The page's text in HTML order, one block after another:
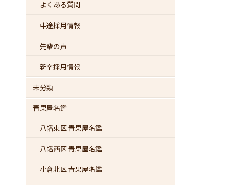
よくある質問
中途採用情報
先輩の声
新卒採用情報
未分類
青果屋名鑑
八幡東区 青果屋名鑑
八幡西区 青果屋名鑑
小倉北区 青果屋名鑑